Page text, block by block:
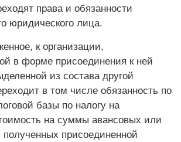
права и обязанности
юридического лица.
к организации,
в форме присоединения к ней
из состава другой
в том числе обязанность по
базы по налогу на
на суммы авансовых или
присоединенной